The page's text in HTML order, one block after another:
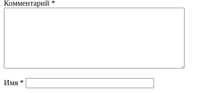
Комментарий *
Имя *